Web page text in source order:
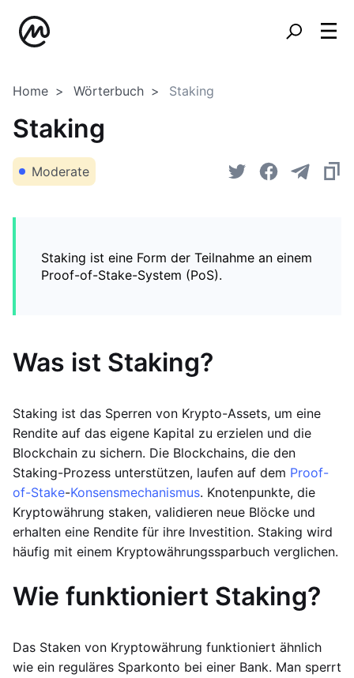
Home Wörterbuch Staking
Staking
Moderate
Staking ist eine Form der Teilnahme an einem
Proof-of-Stake-System (PoS).
Was ist Staking?
Staking ist das Sperren von Krypto-Assets, um eine
Rendite auf das eigene Kapital zu erzielen und die
Blockchain zu sichern. Die Blockchains, die den
Staking-Prozess unterstützen, laufen auf dem Proof-
of-Stake-Konsensmechanismus. Knotenpunkte, die
Kryptowährung staken, validieren neue Blöcke und
erhalten eine Rendite für ihre Investition. Staking wird
häufig mit einem Kryptowährungssparbuch verglichen.
Wie funktioniert Staking?
Das Staken von Kryptowährung funktioniert ähnlich
wie ein reguläres Sparkonto bei einer Bank. Man sperrt